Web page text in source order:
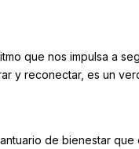
que nos impulsa a
y reconectar, es un
de bienestar que